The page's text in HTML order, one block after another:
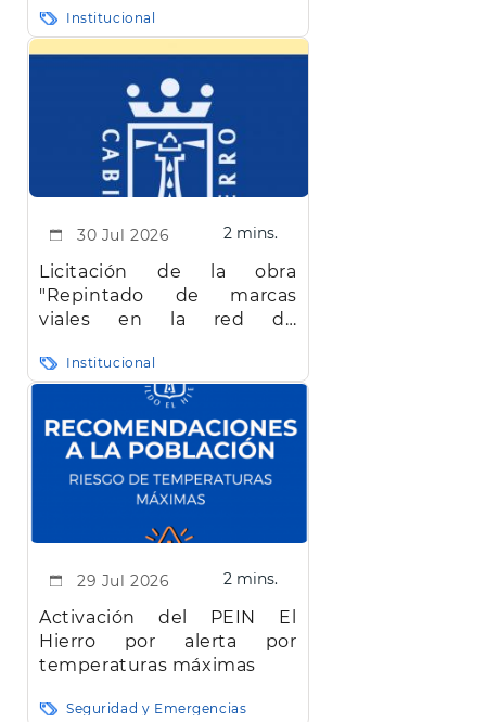
Institucional
30 Jul 2026 2 mins.
Licitación de la obra
"Repintado de marcas
viales en la red de
Hierro"
Institucional
29 Jul 2026 2 mins.
Activación del PEIN El
Hierro por alerta por
temperaturas máximas
Seguridad y Emergencias